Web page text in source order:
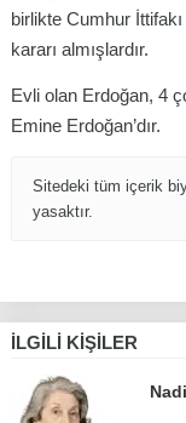
birlikte Cumhur
kararı almışlardır.
Evli olan Erdoğan, 4
Emine Erdoğan’dır.
Sitedeki tüm içerik
yasaktır.
İLGILI KIŞILER